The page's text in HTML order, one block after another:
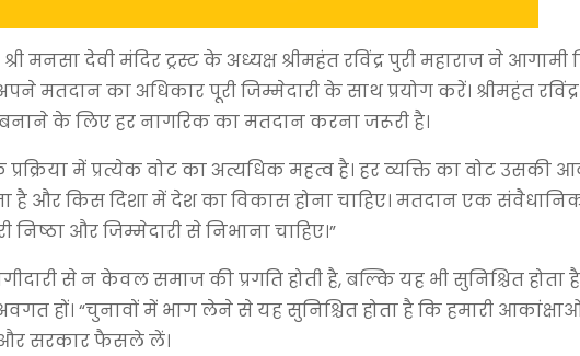
मनसा देवी मंदिर ट्रस्ट के अध्यक्ष श्रीमहंत रविंद्र पुरी महाराज ने
मतदान का अधिकार पूरी जिम्मेदारी के साथ प्रयोग करें। श्रीमहंत
के लिए हर नागरिक का मतदान करना जरूरी है।
में प्रत्येक वोट का अत्यधिक महत्व है। हर व्यक्ति का वोट उसकी
है और किस दिशा में देश का विकास होना चाहिए। मतदान एक
और जिम्मेदारी से निभाना चाहिए।”
से न केवल समाज की प्रगति होती है, बल्कि यह भी सुनिश्चित होता
हों। “चुनावों में भाग लेने से यह सुनिश्चित होता है कि हमारी
सरकार फैसले लें।